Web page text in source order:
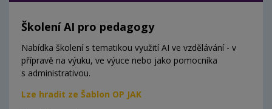
Školení AI pro pedagogy
Nabídka školení s tematikou využití AI ve vzdělávání - v
přípravě na výuku, ve výuce nebo jako pomocníka
s administrativou.
Lze hradit ze Šablon OP JAK